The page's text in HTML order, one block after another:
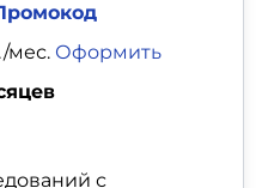
мес. Оформить
с